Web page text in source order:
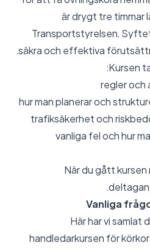
är drygt tre timmar
Transportstyrelsen.
säkra och effektiva
Kursen
regler och
hur man planerar och
trafiksäkerhet och
vanliga fel och hur
När du gått
Vanliga
Här har vi samlat
handledarkursen för